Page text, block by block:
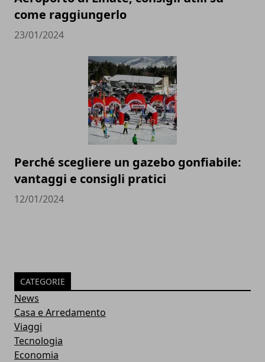
come raggiungerlo
23/01/2024
Perché scegliere un gazebo gonfiabile:
vantaggi e consigli pratici
12/01/2024
CATEGORIE
News
Casa e Arredamento
Viaggi
Tecnologia
Economia